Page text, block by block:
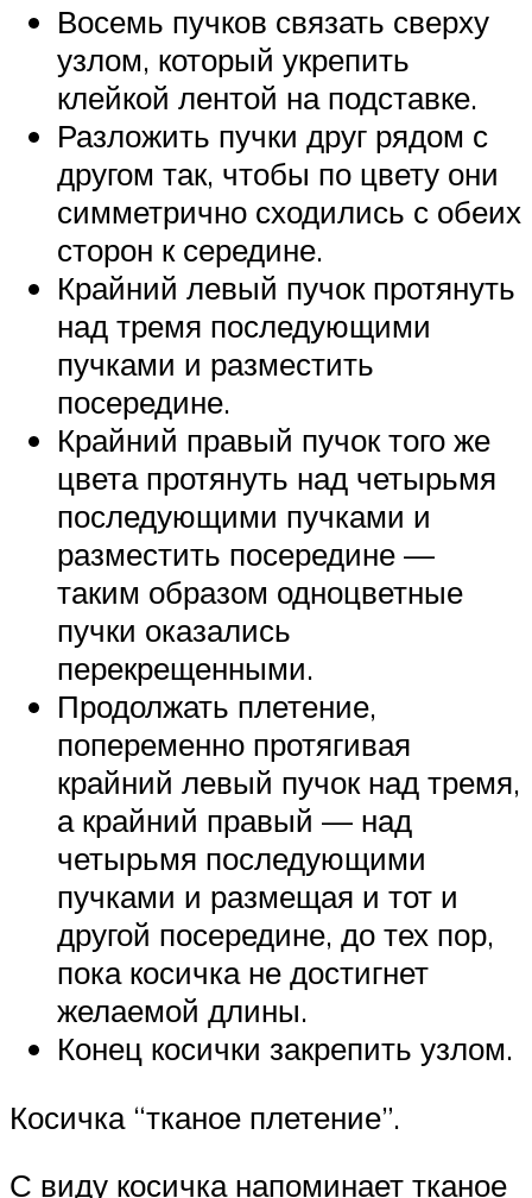
Восемь пучков связать сверху
узлом, который укрепить
клейкой лентой на подставке.
Разложить пучки друг рядом с
другом так, чтобы по цвету они
симметрично сходились с обеих
сторон к середине.
Крайний левый пучок протянуть
над тремя последующими
пучками и разместить
посередине.
Крайний правый пучок того же
цвета протянуть над четырьмя
последующими пучками и
разместить посередине —
таким образом одноцветные
пучки оказались
перекрещенными.
Продолжать плетение,
попеременно протягивая
крайний левый пучок над тремя,
а крайний правый — над
четырьмя последующими
пучками и размещая и тот и
другой посередине, до тех пор,
пока косичка не достигнет
желаемой длины.
Конец косички закрепить узлом.
Косичка “тканое плетение”.
С виду косичка напоминает тканое